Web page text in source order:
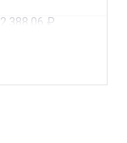
2 388,06 ₽